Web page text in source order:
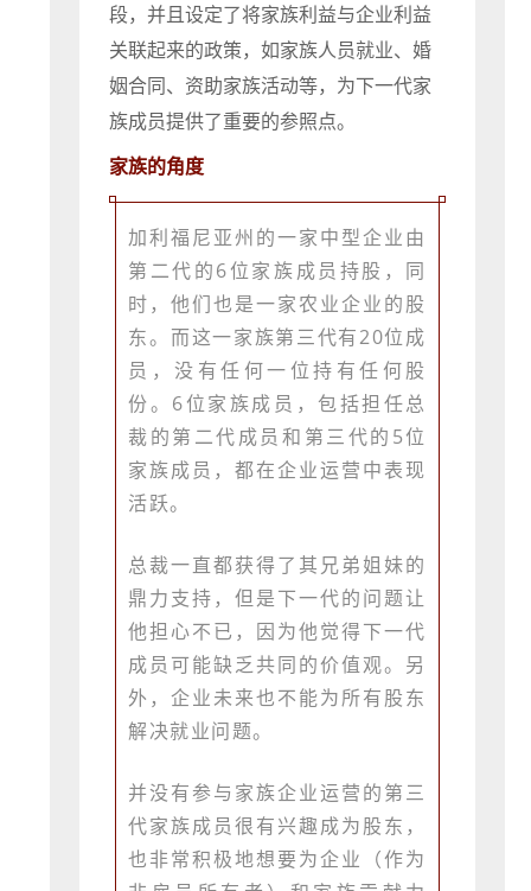
段，并且设定了将家族利益与企业利益
关联起来的政策，如家族人员就业、婚
姻合同、资助家族活动等，为下一代家
族成员提供了重要的参照点。
家族的角度
加利福尼亚州的一家中型企业由
第二代的6位家族成员持股，同
时，他们也是一家农业企业的股
东。而这一家族第三代有20位成
员，没有任何一位持有任何股
份。6位家族成员，包括担任总
裁的第二代成员和第三代的5位
家族成员，都在企业运营中表现
活跃。
总裁一直都获得了其兄弟姐妹的
鼎力支持，但是下一代的问题让
他担心不已，因为他觉得下一代
成员可能缺乏共同的价值观。另
外，企业未来也不能为所有股东
解决就业问题。
并没有参与家族企业运营的第三
代家族成员很有兴趣成为股东，
也非常积极地想要为企业（作为